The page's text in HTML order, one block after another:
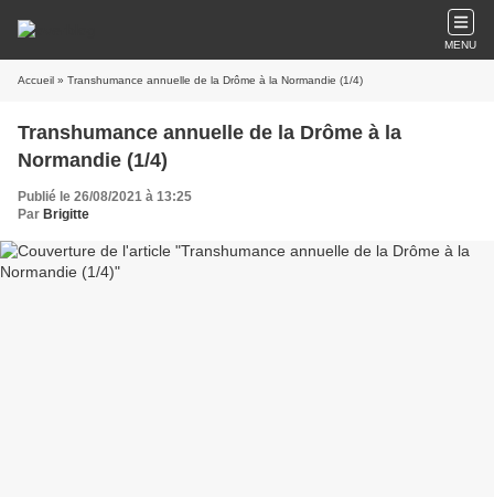
MENU
Accueil » Transhumance annuelle de la Drôme à la Normandie (1/4)
Transhumance annuelle de la Drôme à la
Normandie (1/4)
Publié le 26/08/2021 à 13:25
Par Brigitte